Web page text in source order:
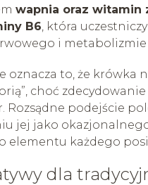
wapnia oraz witamin
B6, która
i metabolizmie
oznacza to, że krówka
choć
Rozsądne podejście
jej jako
elementu każdego
dla